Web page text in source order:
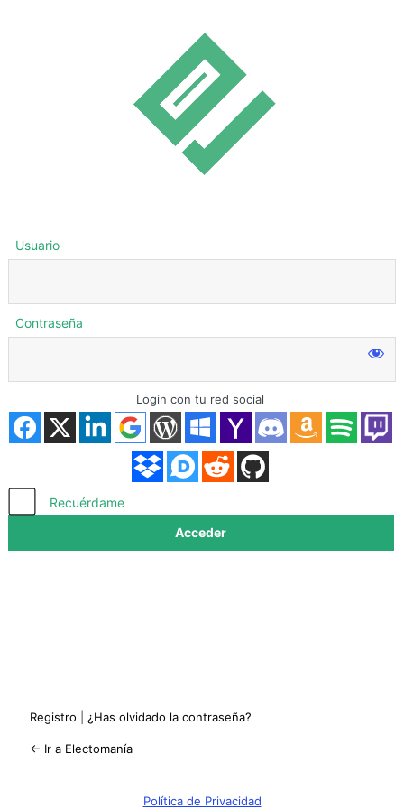
Acceder
Usuario
Contraseña
Login con tu red social
Recuérdame
Registro ¿Has olvidado la contraseña?
← Ir a Electomanía
Política de Privacidad